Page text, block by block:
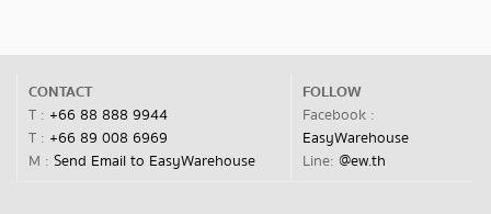
CONTACT
T : +66 88 888 9944
T : +66 89 008 6969
M : Send Email to EasyWarehouse
FOLLOW
Facebook :
EasyWarehouse
Line: @ew.th